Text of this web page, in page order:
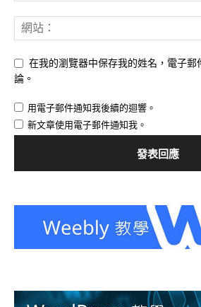
在我的瀏覽器中保存我的姓名，電子郵
論。
用電子郵件通知我後續的迴響。
新文章使用電子郵件通知我。